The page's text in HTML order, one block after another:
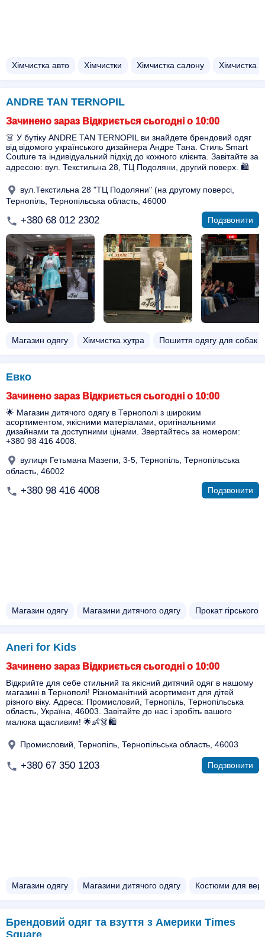
Хімчистка авто Хімчистки Хімчистка салону Хімчистка
ANDRE TAN TERNOPIL
Зачинено зараз Відкриється сьогодні о 10:00
👗 У бутіку ANDRE TAN TERNOPIL ви знайдете брендовий одяг
від відомого українського дизайнера Андре Тана. Стиль Smart
Couture та індивідуальний підхід до кожного клієнта. Завітайте за
адресою: вул. Текстильна 28, ТЦ Подоляни, другий поверх. 🛍️
вул.Текстильна 28 "ТЦ Подоляни" (на другому поверсі,
Тернопіль, Тернопільська область, 46000
+380 68 012 2302 Подзвонити
Магазин одягу Хімчистка хутра Пошиття одягу для собак
Евко
Зачинено зараз Відкриється сьогодні о 10:00
🌟 Магазин дитячого одягу в Тернополі з широким
асортиментом, якісними матеріалами, оригінальними
дизайнами та доступними цінами. Звертайтесь за номером:
+380 98 416 4008.
вулиця Гетьмана Мазепи, 3-5, Тернопіль, Тернопільська
область, 46002
+380 98 416 4008 Подзвонити
Магазин одягу Магазини дитячого одягу Прокат гірського
Aneri for Kids
Зачинено зараз Відкриється сьогодні о 10:00
Відкрийте для себе стильний та якісний дитячий одяг в нашому
магазині в Тернополі! Різноманітний асортимент для дітей
різного віку. Адреса: Промисловий, Тернопіль, Тернопільська
область, Україна, 46003. Завітайте до нас і зробіть вашого
малюка щасливим! 🌟👶👗🛍️
Промисловий, Тернопіль, Тернопільська область, 46003
+380 67 350 1203 Подзвонити
Магазин одягу Магазини дитячого одягу Костюми для
Брендовий одяг та взуття з Америки Times
Square